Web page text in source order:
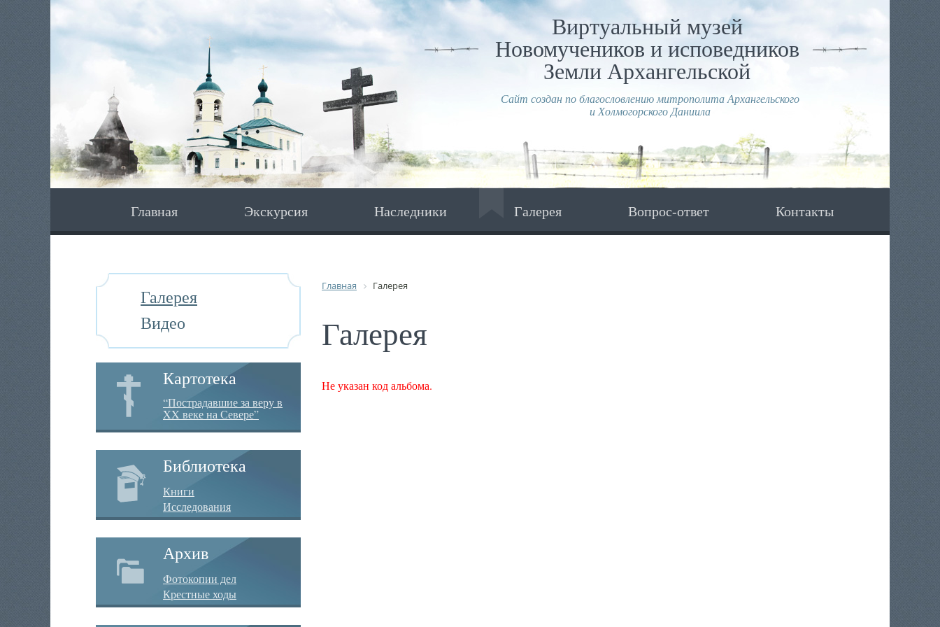
Виртуальный музей
Новомучеников и исповедников
Земли Архангельской
Сайт создан по благословлению митрополита Архангельского
и Холмогорского Даниила
Главная Экскурсия Наследники Галерея Вопрос-ответ Контакты
Галерея
Видео
Картотека
“Пострадавшие за веру в
XX веке на Севере”
Библиотека
Книги
Исследования
Архив
Фотокопии дел
Крестные ходы
Главная Галерея
Галерея
Не указан код альбома.